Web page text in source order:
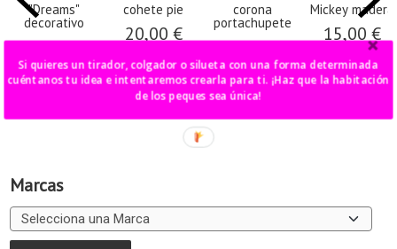
Marcas
"Dreams"
decorativo
22,00 €
cohete pie
20,00 €
corona
portachupete
20,00 €
Mickey madera
15,00 €
Si quieres un tirador, colgador o silueta con una forma determinada
cuéntanos tu idea e intentaremos crearla para ti. ¡Haz que la habitación
de los peques sea única!